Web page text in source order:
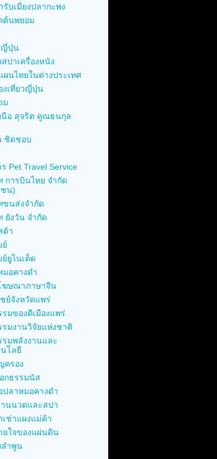
รับเมี่ยงปลากะพง
ต้นพยอม
ญี่ปุ่น
สปาเครื่องหนัง
ผนไทยในต่างประเทศ
งเที่ยวญี่ปุ่น
ม
นือ สุจริต คูณธนกุล
ชิดชอบ
Pet Travel Service
การบินไทย จำกัด
น)
ขนส่งจำกัด
ยังวัน จำกัด
ต้า
ย์
ยูไนเต็ด
มอคางดำ
ฆษณาภาษาจีน
ย์จังหวัดแพร่
มของดีเมืองแพร่
รมงานวิจัยแห่งชาติ
รมพลังงานและ
นโลยี
ครอง
กธรรมนัส
ปลาหมอคางดำ
านนวดและสปา
เช่าแผงแม่ค้า
ยใจของแผ่นดิน
ลำพูน